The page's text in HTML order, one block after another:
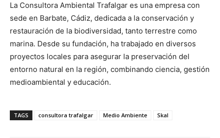
La Consultora Ambiental Trafalgar es una empresa con
sede en Barbate, Cádiz, dedicada a la conservación y
restauración de la biodiversidad, tanto terrestre como
marina. Desde su fundación, ha trabajado en diversos
proyectos locales para asegurar la preservación del
entorno natural en la región, combinando ciencia, gestión
medioambiental y educación.
TAGS consultora trafalgar Medio Ambiente Skal